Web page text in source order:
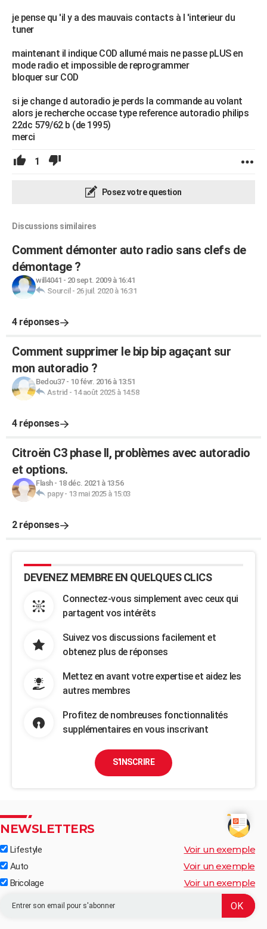
je pense qu 'il y a des mauvais contacts à l 'interieur du
tuner
maintenant il indique COD allumé mais ne passe pLUS en
mode radio et impossible de reprogrammer
bloquer sur COD
si je change d autoradio je perds la commande au volant
alors je recherche occase type reference autoradio philips
22dc 579/62 b (de 1995)
merci
1
Posez votre question
Discussions similaires
Comment démonter auto radio sans clefs de
démontage ?
will4041 - 20 sept. 2009 à 16:41
Sourcil - 26 juil. 2020 à 16:31
4 réponses
Comment supprimer le bip bip agaçant sur
mon autoradio ?
Bedou37- 10 févr. 2016 à 13:51
Astrid - 14 août 2025 à 14:58
4 réponses
Citroën C3 phase II, problèmes avec autoradio
et options.
Flash- 18 déc. 2021 à 13:56
papy- 13 mai 2025 à 15:03
2 réponses
DEVENEZ MEMBRE EN QUELQUES CLICS
Connectez-vous simplement avec ceux qui
partagent vos intérêts
Suivez vos discussions facilement et
obtenez plus de réponses
Mettez en avant votre expertise et aidez les
autres membres
Profitez de nombreuses fonctionnalités
supplémentaires en vous inscrivant
S'INSCRIRE
NEWSLETTERS
Lifestyle Voir un exemple
Auto Voir un exemple
Bricolage Voir un exemple